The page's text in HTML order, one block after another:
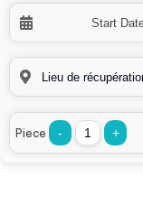
Piece - +